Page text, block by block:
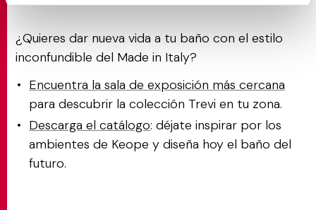
¿Quieres dar nueva vida a tu baño con el estilo
inconfundible del Made in Italy?
Encuentra la sala de exposición más cercana
para descubrir la colección Trevi en tu zona.
Descarga el catálogo: déjate inspirar por los
ambientes de Keope y diseña hoy el baño del
futuro.